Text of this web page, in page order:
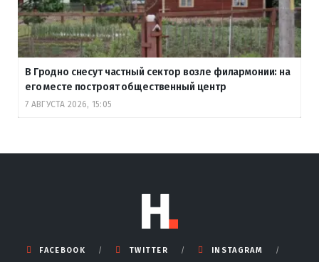
В Гродно снесут частный сектор возле филармонии: на
его месте построят общественный центр
7 АВГУСТА 2026, 15:05
FACEBOOK TWITTER
INSTAGRAM